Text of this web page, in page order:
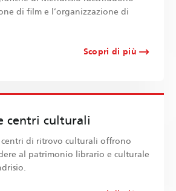
di film e l’organizzazione di
Scopri di più
centri culturali
di ritrovo culturali offrono
al patrimonio librario e culturale